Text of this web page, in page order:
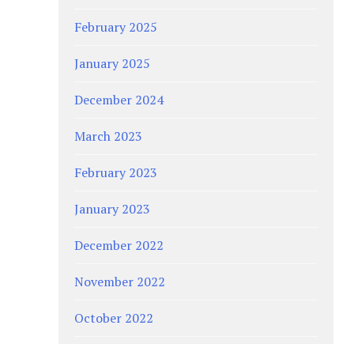
February 2025
January 2025
December 2024
March 2023
February 2023
January 2023
December 2022
November 2022
October 2022